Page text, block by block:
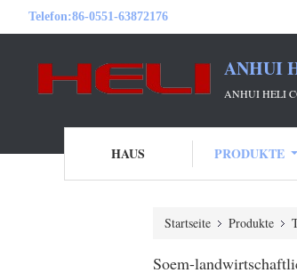
Telefon:86-0551-63872176
ANHUI
ANHUI HELI
HAUS PRODUKTE
Startseite Produkte
Soem-